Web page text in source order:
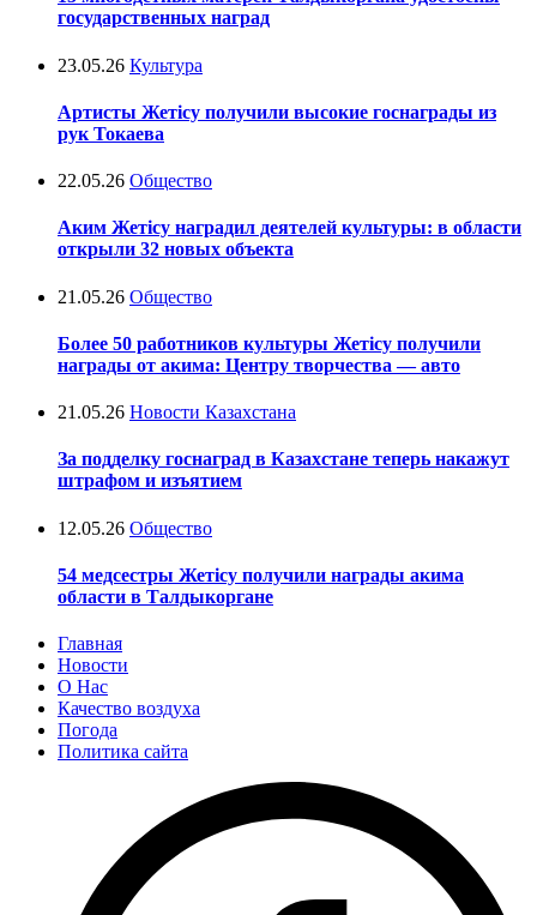
государственных наград
23.05.26 Культура
Артисты Жетісу получили высокие госнаграды из
рук Токаева
22.05.26 Общество
Аким Жетісу наградил деятелей культуры: в области
открыли 32 новых объекта
21.05.26 Общество
Более 50 работников культуры Жетісу получили
награды от акима: Центру творчества — авто
21.05.26 Новости Казахстана
За подделку госнаград в Казахстане теперь накажут
штрафом и изъятием
12.05.26 Общество
54 медсестры Жетісу получили награды акима
области в Талдыкоргане
Главная
Новости
О Нас
Качество воздуха
Погода
Политика сайта